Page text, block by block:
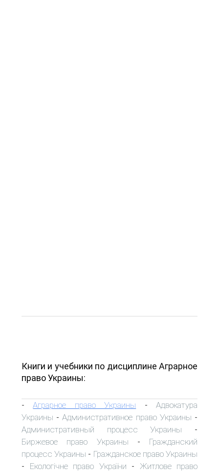
Книги и учебники по дисциплине Аграрное
право Украины:
-Аграрное право Украины -Адвокатура
Украины -Административное право Украины -
Административный процесс Украины -
Биржевое право Украины - Гражданский
процесс Украины - Гражданское право Украины
- Екологічне право України - Житлове право